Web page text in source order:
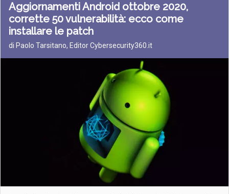
Aggiornamenti Android ottobre 2020,
corrette 50 vulnerabilità: ecco come
installare le patch
di Paolo Tarsitano, Editor Cybersecurity360.it